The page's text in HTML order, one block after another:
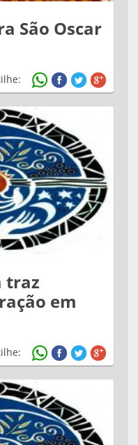
São Oscar
traz
em